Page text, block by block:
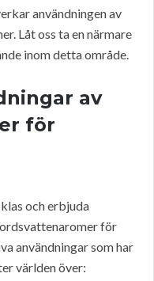
användningen av
Låt oss ta en närmare
inom detta område.
av
för
och erbjuda
för
användningar som har
världen över: